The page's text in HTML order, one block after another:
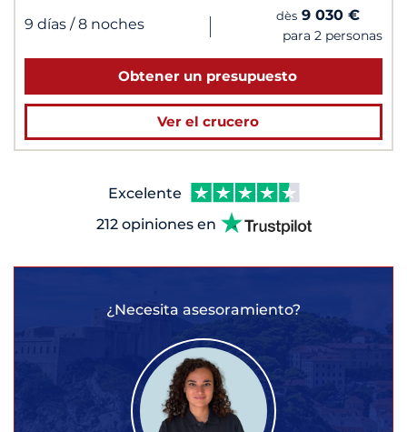
9 días / 8 noches | dès 9 030 €
para 2 personas
Obtener un presupuesto
Ver el crucero
Excelente
212 opiniones en
¿Necesita asesoramiento?